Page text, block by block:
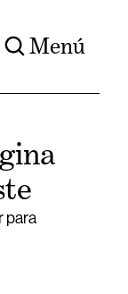
Menú
para